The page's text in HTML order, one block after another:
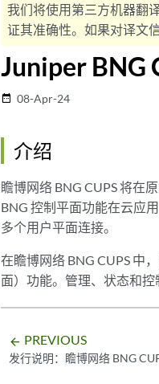
我们将使用第三方机器翻
证其准确性。如果对译文
Juniper BNG
date_range 08-Apr-24
介绍
瞻博网络 BNG CUPS 将在
BNG 控制平面功能在云应
多个用户平面连接。
在瞻博网络 BNG CUPS 中
面）功能。管理、状态和控
arrow_backward PREVIOUS
发行说明：瞻博网络 BNG